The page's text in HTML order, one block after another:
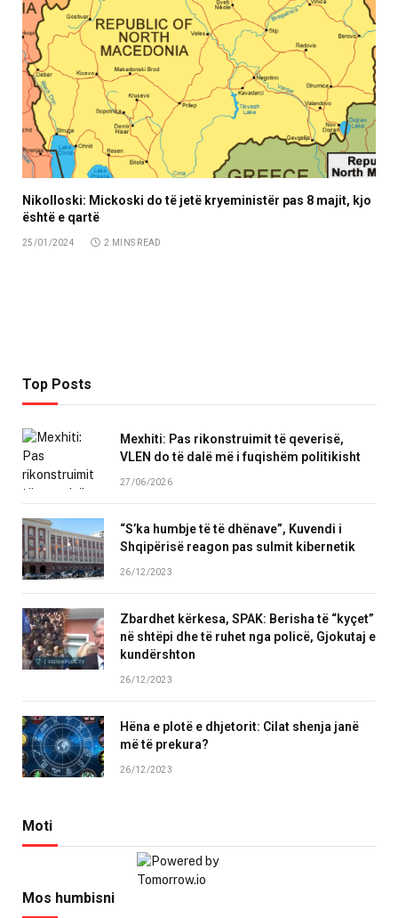
Nikolloski: Mickoski do të jetë kryeministër pas 8 majit, kjo
është e qartë
25/01/2024 2 MINS READ
Top Posts
Mexhiti: Pas rikonstruimit të qeverisë,
VLEN do të dalë më i fuqishëm politikisht
27/06/2026
“S’ka humbje të të dhënave”, Kuvendi i
Shqipërisë reagon pas sulmit kibernetik
26/12/2023
Zbardhet kërkesa, SPAK: Berisha të “kyçet”
në shtëpi dhe të ruhet nga policë, Gjokutaj e
kundërshton
26/12/2023
Hëna e plotë e dhjetorit: Cilat shenja janë
më të prekura?
26/12/2023
Moti
Mos humbisni